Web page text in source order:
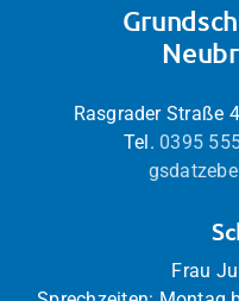
Rasgrader Straße
Tel. 0395
Frau